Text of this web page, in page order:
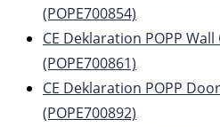
(POPE700854)
CE Deklaration POPP
(POPE700861)
CE Deklaration POPP
(POPE700892)